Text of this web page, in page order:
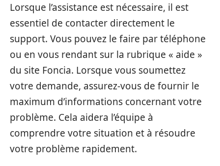
Lorsque l’assistance est nécessaire, il est
essentiel de contacter directement le
support. Vous pouvez le faire par téléphone
ou en vous rendant sur la rubrique « aide »
du site Foncia. Lorsque vous soumettez
votre demande, assurez-vous de fournir le
maximum d’informations concernant votre
problème. Cela aidera l’équipe à
comprendre votre situation et à résoudre
votre problème rapidement.